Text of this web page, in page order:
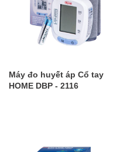
​Máy đo huyết áp Cổ tay
HOME DBP - 2116